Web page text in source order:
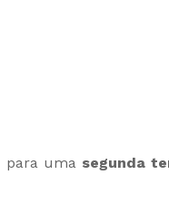
para uma segunda